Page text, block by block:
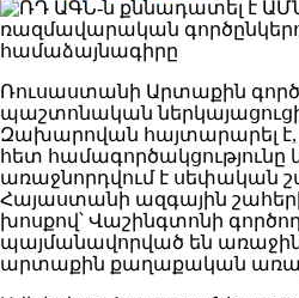
Ռուսաստանի Արտաքին
պաշտոնական
Զախարովան հայտարարել
հետ համագործակցությունը
առաջնորդվում է սեփական
Հայաստանի ազգային
խոսքով՝ Վաշինգտոնի
պայմանավորված են
արտաքին քաղաքական